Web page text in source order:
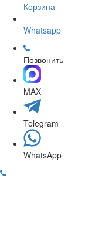
Корзина
Whatsapp
Позвонить
MAX
Telegram
WhatsApp